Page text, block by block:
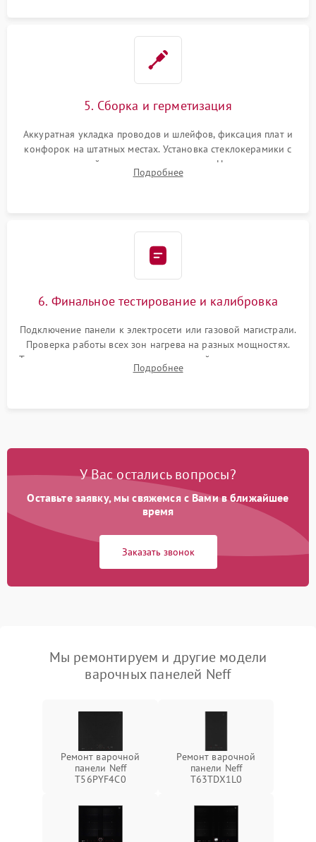
5. Сборка и герметизация
Аккуратная укладка проводов и шлейфов, фиксация плат и
конфорок на штатных местах. Установка стеклокерамики с
проверкой равномерности зазоров. Нанесение
термостойкого герметика или укладка уплотнительной
Подробнее
6. Финальное тестирование и калибровка
Подключение панели к электросети или газовой магистрали.
Проверка работы всех зон нагрева на разных мощностях.
Тестирование сенсорного управления, таймера, индикаторов
остаточного тепла и систем защиты от перегрева.
Подробнее
У Вас остались вопросы?
Оставьте заявку, мы свяжемся с Вами в ближайшее
время
Заказать звонок
Мы ремонтируем и другие модели
варочных панелей Neff
Ремонт варочной
панели Neff
T56PYF4C0
Ремонт варочной
панели Neff
T63TDX1L0